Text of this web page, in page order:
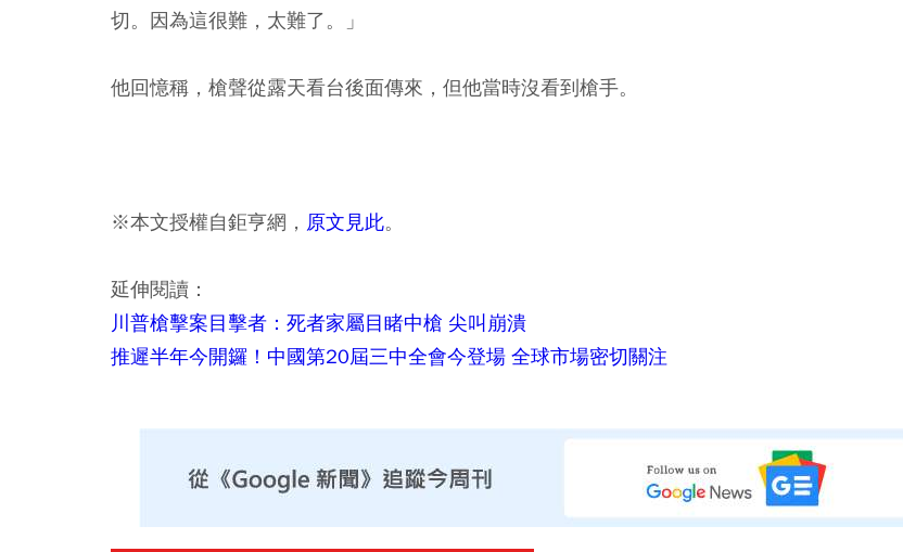
切。因為這很難，太難了。」
他回憶稱，槍聲從露天看台後面傳來，但他當時沒看到槍手。
※本文授權自鉅亨網， 原文見此。
延伸閱讀：
川普槍擊案目擊者：死者家屬目睹中槍 尖叫崩潰
推遲半年今開鑼！中國第20屆三中全會今登場 全球市場密切關注